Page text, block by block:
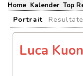
Home Kalender Top
Portrait Resultate
Luca